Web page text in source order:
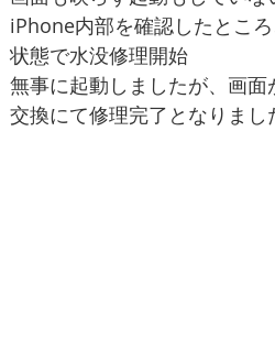
iPhone内部を確認したとこ
状態で水没修理開始
無事に起動しましたが、画面
交換にて修理完了となりまし